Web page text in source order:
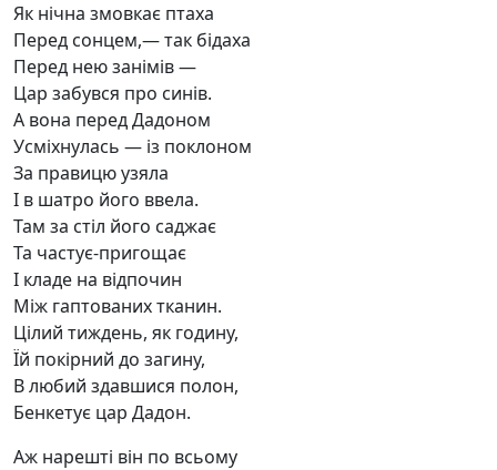
Як нічна змовкає птаха
Перед сонцем,— так бідаха
Перед нею занімів —
Цар забувся про синів.
А вона перед Дадоном
Усміхнулась — із поклоном
За правицю узяла
І в шатро його ввела.
Там за стіл його саджає
Та частує-пригощає
І кладе на відпочин
Між гаптованих тканин.
Цілий тиждень, як годину,
Їй покірний до загину,
В любий здавшися полон,
Бенкетує цар Дадон.
Аж нарешті він по всьому